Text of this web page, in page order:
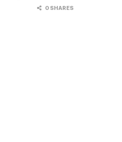
0 SHARES